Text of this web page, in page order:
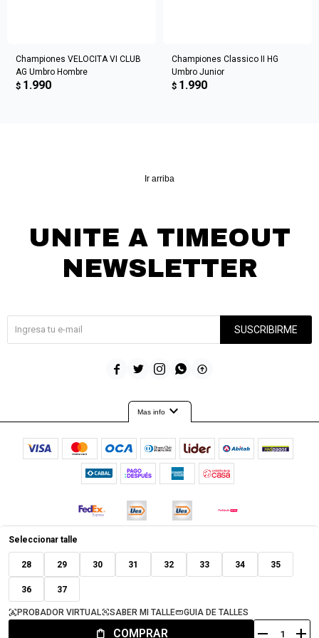
Seleccionar talle
28 29 30 31 32 33 34 35
36 37
PROBADOR VIRTUAL SABER MI TALLE GUIA DE TALLES
COMPRAR remove add
Championes VELOCITA VI CLUB
AG Umbro Hombre
$ 1.990
Championes Classico II HG
Umbro Junior
$ 1.990
Ir arriba
UNITE A TIMEOUT
NEWSLETTER
SUSCRIBIRME
    
Mas infoexpand_more
© Copyright 2026 / Timeout